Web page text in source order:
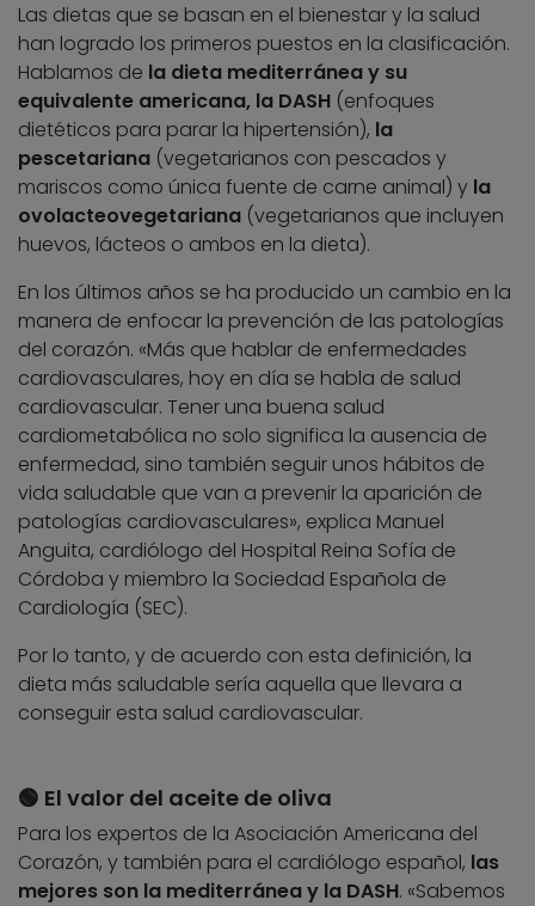
Las dietas que se basan en el bienestar y la salud
han logrado los primeros puestos en la clasificación.
Hablamos de la dieta mediterránea y su
equivalente americana, la DASH (enfoques
dietéticos para parar la hipertensión), la
pescetariana (vegetarianos con pescados y
mariscos como única fuente de carne animal) y la
ovolacteovegetariana (vegetarianos que incluyen
huevos, lácteos o ambos en la dieta).
En los últimos años se ha producido un cambio en la
manera de enfocar la prevención de las patologías
del corazón. «Más que hablar de enfermedades
cardiovasculares, hoy en día se habla de salud
cardiovascular. Tener una buena salud
cardiometabólica no solo significa la ausencia de
enfermedad, sino también seguir unos hábitos de
vida saludable que van a prevenir la aparición de
patologías cardiovasculares», explica Manuel
Anguita, cardiólogo del Hospital Reina Sofía de
Córdoba y miembro la Sociedad Española de
Cardiología (SEC).
Por lo tanto, y de acuerdo con esta definición, la
dieta más saludable sería aquella que llevara a
conseguir esta salud cardiovascular.
🟢 El valor del aceite de oliva
Para los expertos de la Asociación Americana del
Corazón, y también para el cardiólogo español, las
mejores son la mediterránea y la DASH. «Sabemos